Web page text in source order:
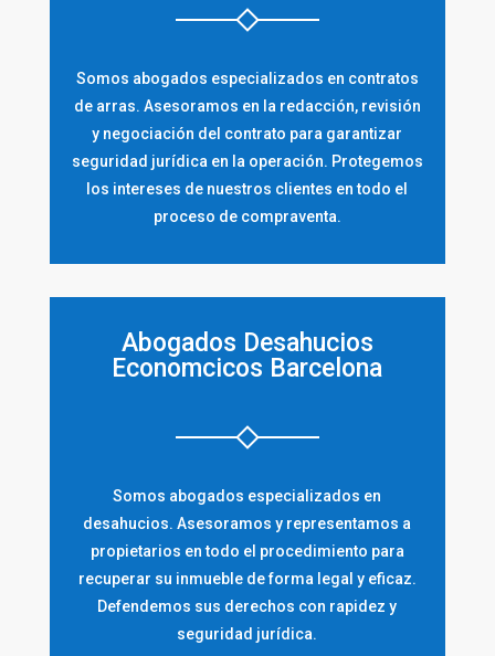
Somos abogados especializados en contratos
de arras. Asesoramos en la redacción, revisión
y negociación del contrato para garantizar
seguridad jurídica en la operación. Protegemos
los intereses de nuestros clientes en todo el
proceso de compraventa.
Abogados Desahucios
Economcicos Barcelona
Somos abogados especializados en
desahucios. Asesoramos y representamos a
propietarios en todo el procedimiento para
recuperar su inmueble de forma legal y eficaz.
Defendemos sus derechos con rapidez y
seguridad jurídica.